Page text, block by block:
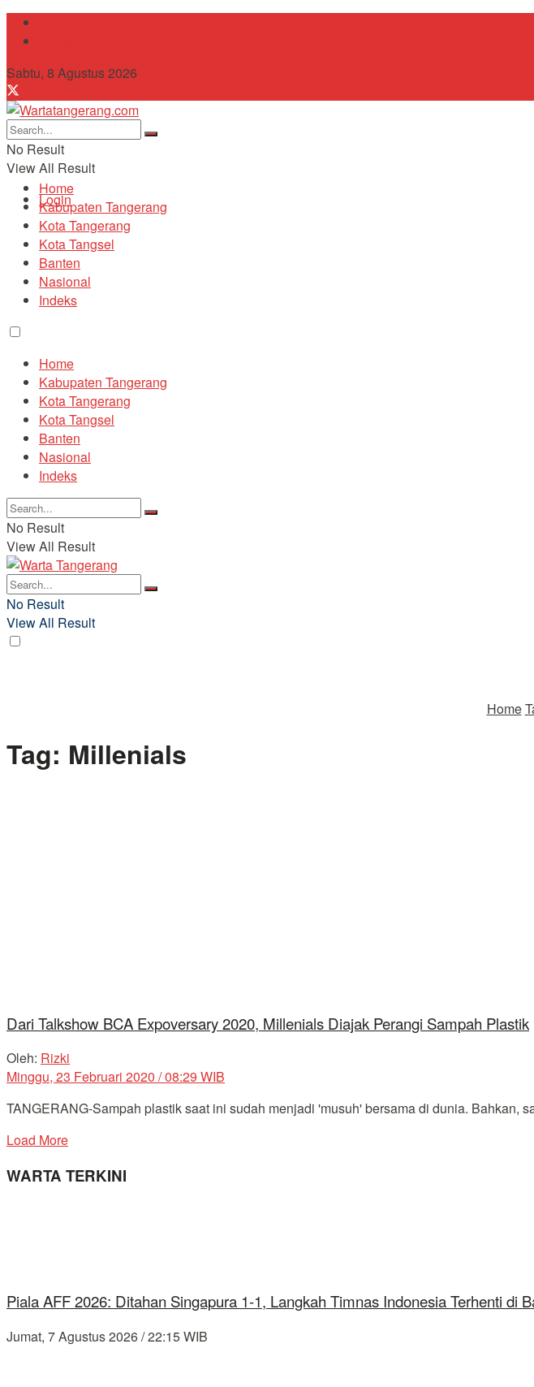
Sabtu, 8 Agustus 2026
No Result
View All Result
Login
Home
Kabupaten Tangerang
Kota Tangerang
Kota Tangsel
Banten
Nasional
Indeks
Home
Kabupaten Tangerang
Kota Tangerang
Kota Tangsel
Banten
Nasional
Indeks
No Result
View All Result
No Result
View All Result
Home
Tag: Millenials
Dari Talkshow BCA Expoversary 2020, Millenials Diajak Perangi Sampah Plastik
Oleh: Rizki
Minggu, 23 Februari 2020 / 08:29 WIB
TANGERANG-Sampah plastik saat ini sudah menjadi 'musuh' bersama di dunia. Bahkan,
Load More
WARTA TERKINI
Piala AFF 2026: Ditahan Singapura 1-1, Langkah Timnas Indonesia Terhenti di
Jumat, 7 Agustus 2026 / 22:15 WIB